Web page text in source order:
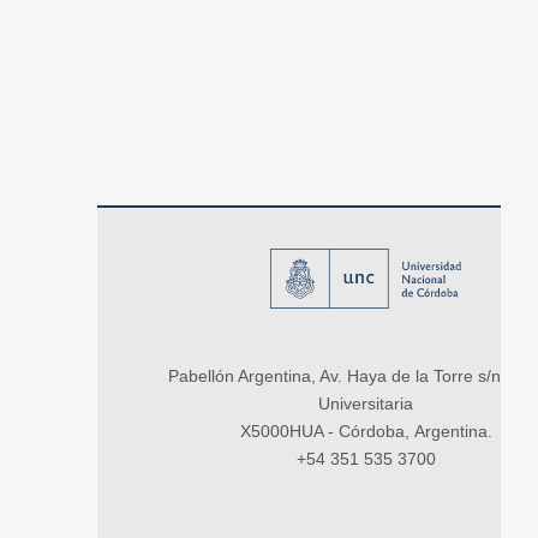
Pabellón Argentina, Av. Haya de la Torre s/n,
Universitaria
X5000HUA - Córdoba, Argentina.
+54 351 535 3700